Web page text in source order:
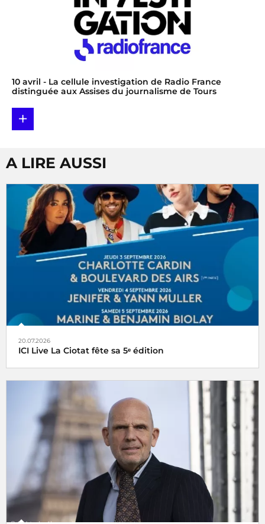
10 avril - La cellule investigation de Radio France
distinguée aux Assises du journalisme de Tours
+
A LIRE AUSSI
20.07.2026
ICI Live La Ciotat fête sa 5ᵉ édition